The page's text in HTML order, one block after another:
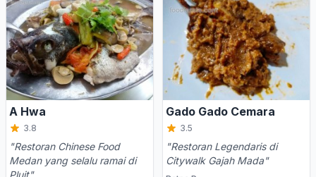
A Hwa
3.8
"Restoran Chinese Food
Medan yang selalu ramai di
Pluit"
Gado Gado Cemara
3.5
"Restoran Legendaris di
Citywalk Gajah Mada"